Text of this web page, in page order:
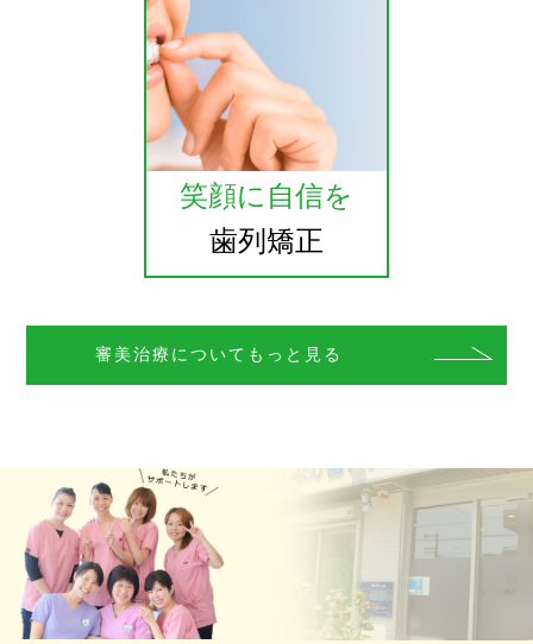
笑顔に自信を
歯列矯正
審美治療についてもっと見る